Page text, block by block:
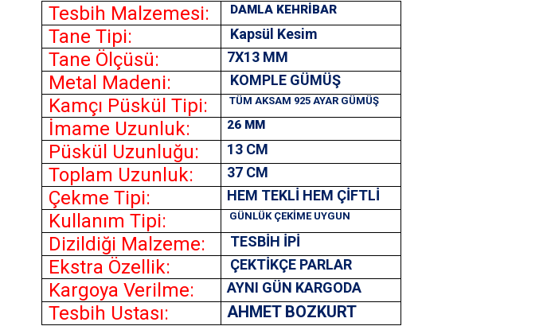
Tesbih Malzemesi: DAMLA KEHRİBAR
Tane Tipi: Kapsül Kesim
Tane Ölçüsü: 7X13 MM
Metal Madeni: KOMPLE GÜMÜŞ
Kamçı Püskül Tipi: TÜM AKSAM 925 AYAR GÜMÜŞ
İmame Uzunluk: 26 MM
Püskül Uzunluğu: 13 CM
Toplam Uzunluk: 37 CM
Çekme Tipi: HEM TEKLİ HEM ÇİFTLİ
Kullanım Tipi: GÜNLÜK ÇEKİME UYGUN
Dizildiği Malzeme: TESBİH İPİ
Ekstra Özellik: ÇEKTİKÇE PARLAR
Kargoya Verilme: AYNI GÜN KARGODA
Tesbih Ustası: AHMET BOZKURT